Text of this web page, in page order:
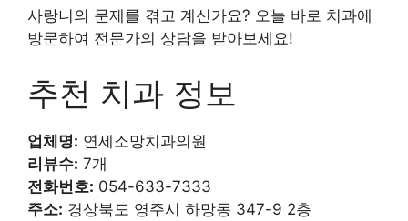
사랑니의 문제를 겪고 계신가요? 오늘 바로 치과에
방문하여 전문가의 상담을 받아보세요!
추천 치과 정보
업체명: 연세소망치과의원
리뷰수: 7개
전화번호: 054-633-7333
주소: 경상북도 영주시 하망동 347-9 2층